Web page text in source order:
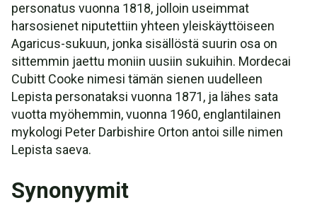
personatus vuonna 1818, jolloin useimmat
harsosienet niputettiin yhteen yleiskäyttöiseen
Agaricus-sukuun, jonka sisällöstä suurin osa on
sittemmin jaettu moniin uusiin sukuihin. Mordecai
Cubitt Cooke nimesi tämän sienen uudelleen
Lepista personataksi vuonna 1871, ja lähes sata
vuotta myöhemmin, vuonna 1960, englantilainen
mykologi Peter Darbishire Orton antoi sille nimen
Lepista saeva.
Synonyymit